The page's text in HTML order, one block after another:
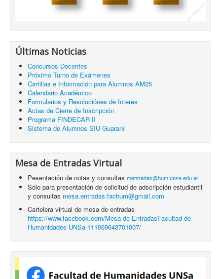
Últimas Noticias
Concursos Docentes
Próximo Turno de Exámenes
Cartillas e Información para Alumnos AM25
Calendario Académico
Formularios y Resoluciónes de Interes
Actas de Cierre de Inscripción
Programa FINDECAR II
Sistema de Alumnos SIU Guaraní
Mesa de Entradas Virtual
Pesentación de notas y consultas mentradas@hum.unsa.edu.ar
Sólo para presentación de solicitud de adscripción estudiantil
y consultas mesa.entradas.fachum@gmail.com
Cartelera virtual de mesa de entradas
https://www.facebook.com/Mesa-de-EntradasFacultad-de-
Humanidades-UNSa-111069643701007/